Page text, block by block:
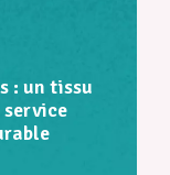
: un tissu
service